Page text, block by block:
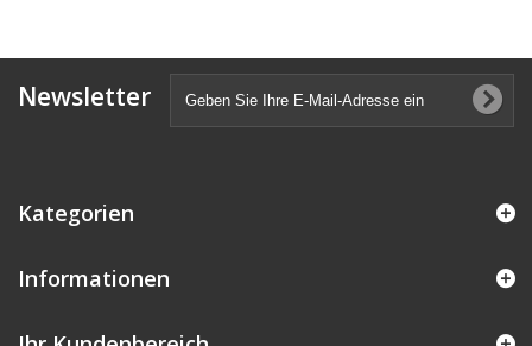
Newsletter
Kategorien
Informationen